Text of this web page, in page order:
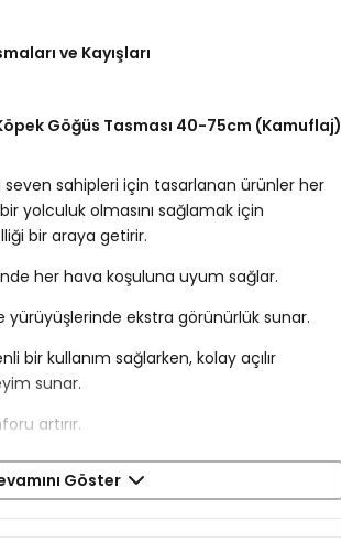
ve Kayışları
Göğüs Tasması 40-75cm (Kamuflaj)
seven sahipleri için tasarlanan ürünler her
yolculuk olmasını sağlamak için
bir araya getirir.
her hava koşuluna uyum sağlar.
yürüyüşlerinde ekstra görünürlük sunar.
bir kullanım sağlarken, kolay açılır
sunar.
artırır.
Göster